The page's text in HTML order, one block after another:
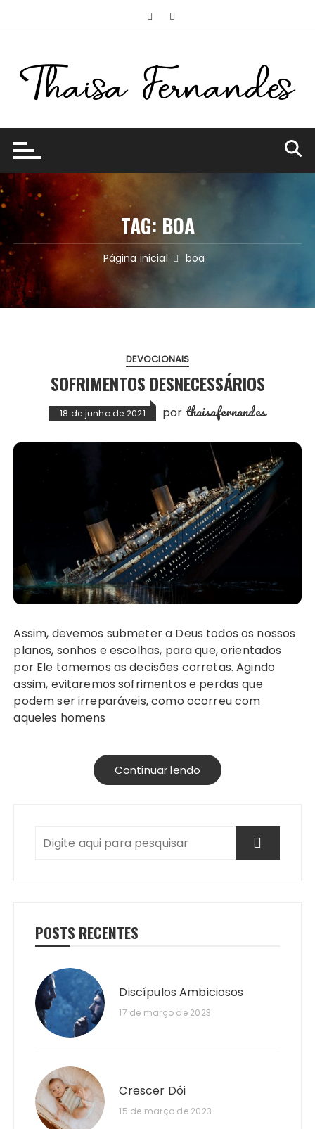
TAG: BOA
Página inicial boa
DEVOCIONAIS
SOFRIMENTOS DESNECESSÁRIOS
18 de junho de 2021 por thaisafernandes
Assim, devemos submeter a Deus todos os nossos
planos, sonhos e escolhas, para que, orientados
por Ele tomemos as decisões corretas. Agindo
assim, evitaremos sofrimentos e perdas que
podem ser irreparáveis, como ocorreu com
aqueles homens
Continuar lendo
POSTS RECENTES
Discípulos Ambiciosos
17 de março de 2023
Crescer Dói
15 de março de 2023